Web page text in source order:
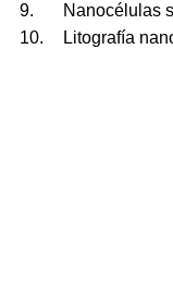
9.
10.	Litografía